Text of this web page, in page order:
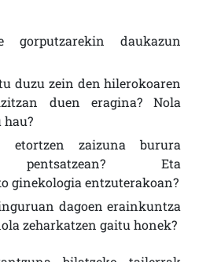
daukazun
duzu zein den hilerokoaren
duen eragina? Nola
hau?
zaizuna burura
pentsatzean? Eta
ginekologia entzuterakoan?
dagoen erainkuntza
zeharkatzen gaitu honek?